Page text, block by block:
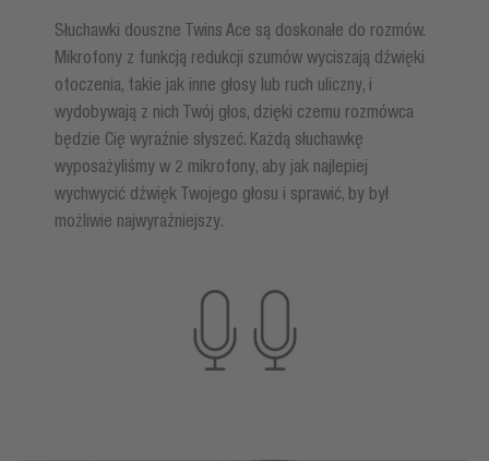
Słuchawki douszne Twins Ace są doskonałe do rozmów.
Mikrofony z funkcją redukcji szumów wyciszają dźwięki
otoczenia, takie jak inne głosy lub ruch uliczny, i
wydobywają z nich Twój głos, dzięki czemu rozmówca
będzie Cię wyraźnie słyszeć. Każdą słuchawkę
wyposażyliśmy w 2 mikrofony, aby jak najlepiej
wychwycić dźwięk Twojego głosu i sprawić, by był
możliwie najwyraźniejszy.